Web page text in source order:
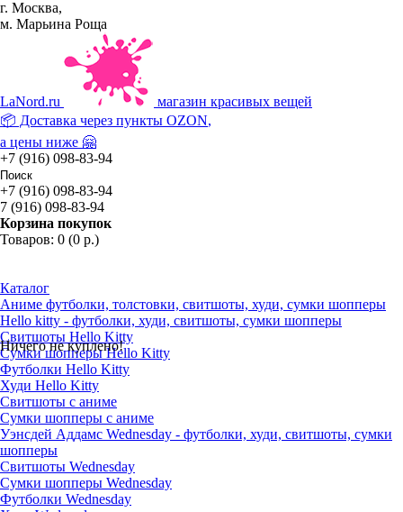
г. Москва,
м. Марьина Роща
LaNord.ru
магазин красивых вещей
📦 Доставка через пункты OZON,
а цены ниже 🤗
+7 (916) 098-83-94
+7 (916) 098-83-94
7 (916) 098-83-94
Корзина покупок
Товаров: 0 (0 р.)
Ничего не куплено!
Каталог
Аниме футболки, толстовки, свитшоты, худи, сумки шопперы
Hello kitty - футболки, худи, свитшоты, сумки шопперы
Свитшоты Hello Kitty
Сумки шопперы Hello Kitty
Футболки Hello Kitty
Худи Hello Kitty
Свитшоты с аниме
Сумки шопперы с аниме
Уэнсдей Аддамс Wednesday - футболки, худи, свитшоты, сумки
шопперы
Свитшоты Wednesday
Сумки шопперы Wednesday
Футболки Wednesday